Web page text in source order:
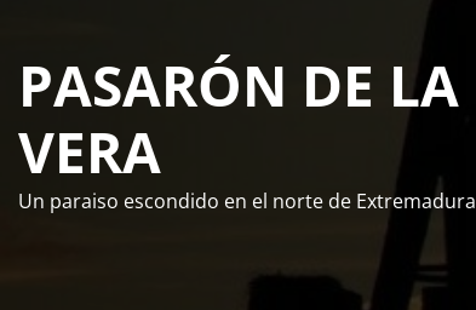
PASARÓN DE LA
VERA
Un paraiso escondido en el norte de Extremadura